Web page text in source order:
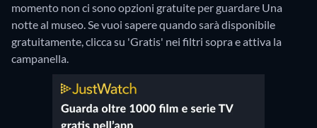
momento non ci sono opzioni gratuite per guardare Una
notte al museo. Se vuoi sapere quando sarà disponibile
gratuitamente, clicca su 'Gratis' nei filtri sopra e attiva la
campanella.